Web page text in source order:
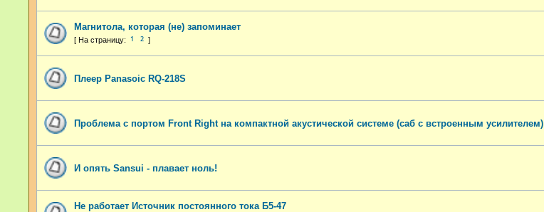
Магнитола, которая (не) запоминает
1 2
Плеер Panasoic RQ-218S
Проблема с портом Front Right на компактной акустической системе (саб с встроенным усилителем)
И опять Sansui - плавает ноль!
Не работает Источник постоянного тока Б5-47